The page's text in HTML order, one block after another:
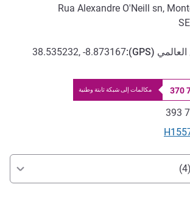
Rua Alexandre O'Neill sn,
العالمي (GPS
):
38.535232, -8.873167
مكالمات إلى شبكة ثابتة وطنية
الإلكتروني